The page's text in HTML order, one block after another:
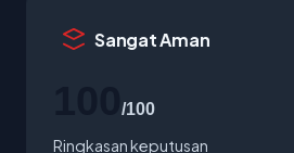
Sangat Aman
/100
Ringkasan keputusan